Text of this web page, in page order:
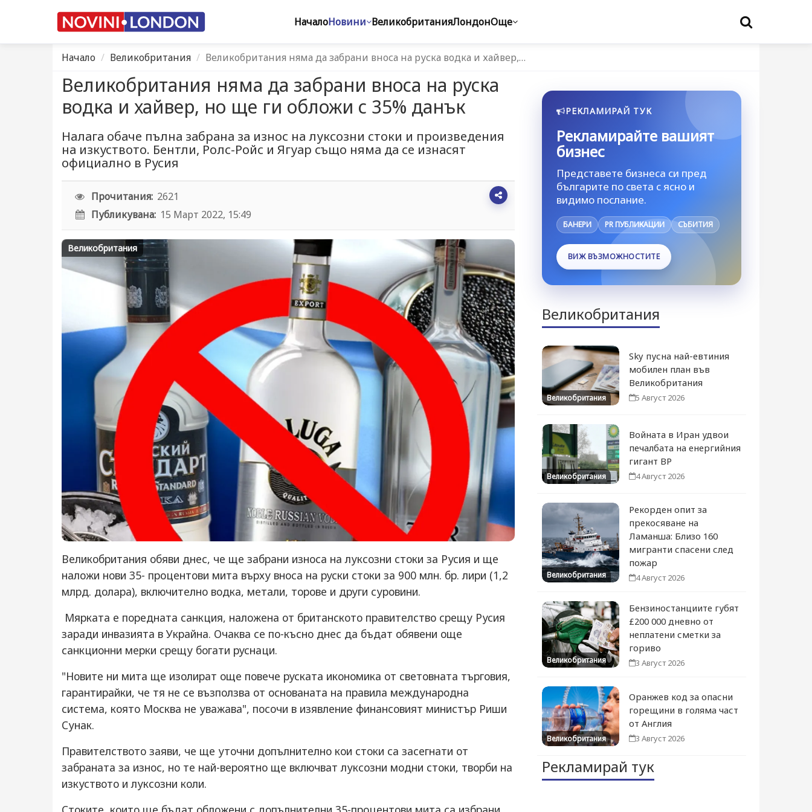
НачалоНовини ВеликобританияЛондонОще
Начало Великобритания Великобритания няма да забрани вноса на руска водка и хайвер,…
Великобритания няма да забрани вноса на руска
водка и хайвер, но ще ги обложи с 35% данък
Налага обаче пълна забрана за износ на луксозни стоки и произведения
на изкуството. Бентли, Ролс-Ройс и Ягуар също няма да се изнасят
официално в Русия
Прочитания: 2621
Публикувана: 15 Март 2022, 15:49
Великобритания
Великобритания обяви днес, че ще забрани износа на луксозни стоки за Русия и ще
наложи нови 35- процентови мита върху вноса на руски стоки за 900 млн. бр. лири (1,2
млрд. долара), включително водка, метали, торове и други суровини.
Мярката е поредната санкция, наложена от британското правителство срещу Русия
заради инвазията в Украйна. Очаква се по-късно днес да бъдат обявени още
санкционни мерки срещу богати руснаци.
"Новите ни мита ще изолират още повече руската икономика от световната търговия,
гарантирайки, че тя не се възползва от основаната на правила международна
система, която Москва не уважава", посочи в изявление финансовият министър Риши
Сунак.
Правителството заяви, че ще уточни допълнително кои стоки са засегнати от
забраната за износ, но те най-вероятно ще включват луксозни модни стоки, творби на
изкуството и луксозни коли.
РЕКЛАМИРАЙ ТУК
Рекламирайте вашият
бизнес
Представете бизнеса си пред
българите по света с ясно и
видимо послание.
БАНЕРИ PR ПУБЛИКАЦИИ СЪБИТИЯ
ВИЖ ВЪЗМОЖНОСТИТЕ
Великобритания
Великобритания
Sky пусна най-евтиния
мобилен план във
Великобритания
5 Август 2026
Великобритания
Войната в Иран удвои
печалбата на енергийния
гигант BP
4 Август 2026
Великобритания
Рекорден опит за
прекосяване на
Ламанша: Близо 160
мигранти спасени след
пожар
4 Август 2026
Великобритания
Бензиностанциите губят
£200 000 дневно от
неплатени сметки за
гориво
3 Август 2026
Великобритания
Оранжев код за опасни
горещини в голяма част
от Англия
3 Август 2026
Рекламирай тук